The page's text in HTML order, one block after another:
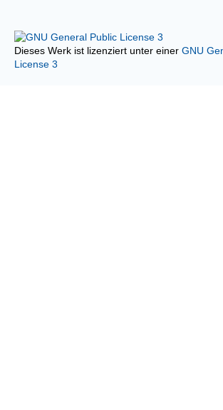
Dieses Werk ist lizenziert unter einer GNU
License 3